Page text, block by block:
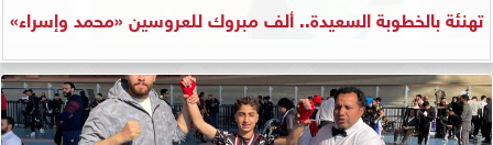
تهنئة بالخطوبة السعيدة.. ألف مبروك للعروسين «محمد وإسراء»